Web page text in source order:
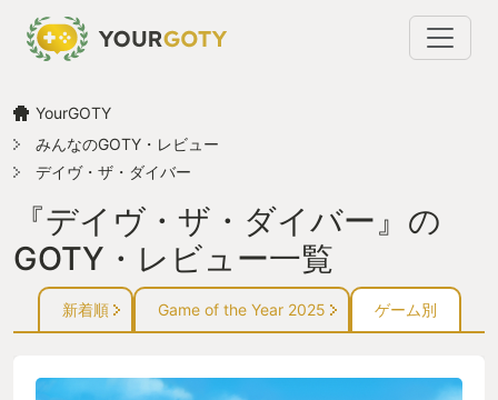
YourGOTY
みんなのGOTY・レビュー
デイヴ・ザ・ダイバー
『デイヴ・ザ・ダイバー』の
GOTY・レビュー一覧
新着順 Game of the Year 2025 ゲーム別